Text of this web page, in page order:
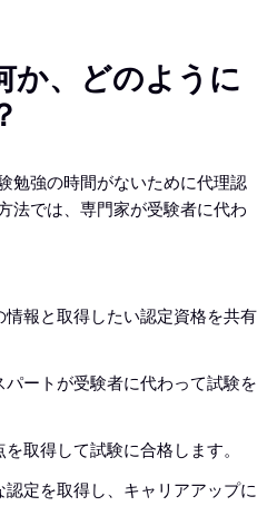
か、どのように
勉強の時間がないために代理認
法では、専門家が受験者に代わ
報と取得したい認定資格を共有
ートが受験者に代わって試験を
取得して試験に合格します。
定を取得し、キャリアアップに